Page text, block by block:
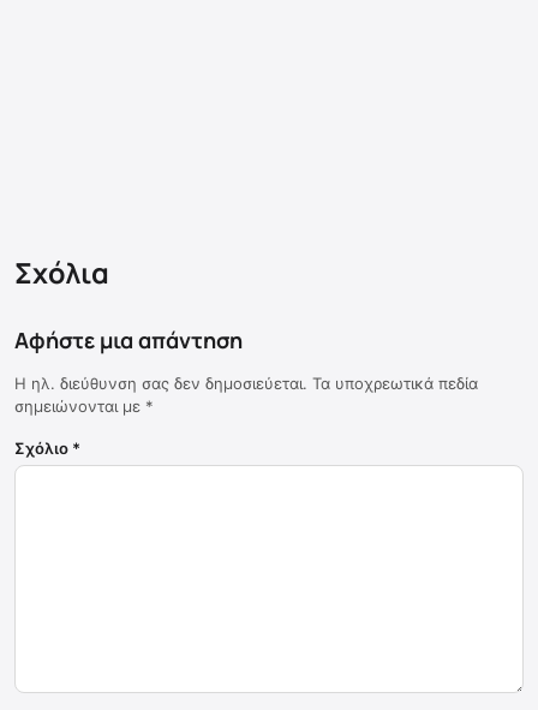
Σχόλια
Αφήστε μια απάντηση
Η ηλ. διεύθυνση σας δεν δημοσιεύεται. Τα υποχρεωτικά πεδία
σημειώνονται με *
Σχόλιο *